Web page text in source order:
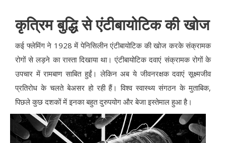
कृत्रिम बुद्धि से एंटीबायोटिक की खोज
कई फ्लेमिंग ने 1928 में पेनिसिलीन एंटीबायोटिक की खोज करके संक्रामक
रोगों से लड़ने का रास्ता दिखाया था। एंटीबायोटिक दवाएं संक्रामक रोगों के
उपचार में रामबाण साबित हुईं। लेकिन अब ये जीवनरक्षक दवाएं सूक्ष्मजीव
प्रतिरोध के चलते बेअसर हो रही हैं। विश्व स्वास्थ्य संगठन के मुताबिक,
पिछले कुछ दशकों में इनका बहुत दुरुपयोग और बेजा इस्तेमाल हुआ है।